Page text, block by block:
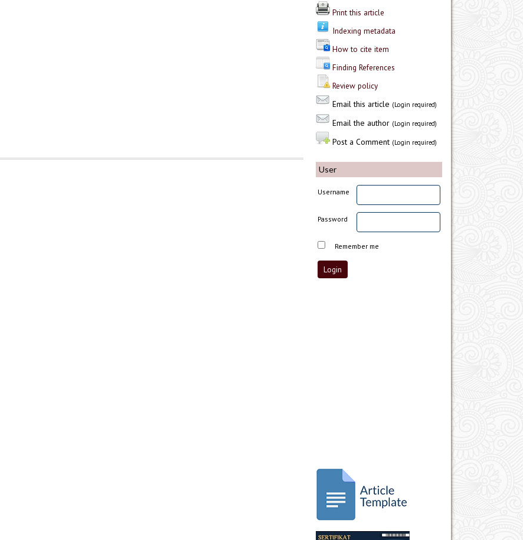
Print this article
Indexing metadata
How to cite item
Finding References
Review policy
Email this article (Login required)
Email the author (Login required)
Post a Comment (Login required)
User
Username
Password
Remember me